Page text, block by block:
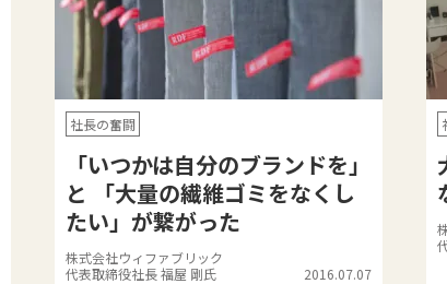
社長の奮闘
「いつかは自分のブランドを」
と 「大量の繊維ゴミをなくし
たい」が繋がった
株式会社ウィファブリック
代表取締役社長 福屋 剛氏
2016.07.07